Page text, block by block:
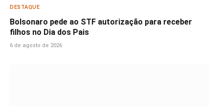
DESTAQUE
Bolsonaro pede ao STF autorização para receber
filhos no Dia dos Pais
6 de agosto de 2026